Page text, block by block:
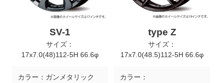
SV-1
サイズ：
17x7.0(48)112-5H 66.6φ
カラー： ガンメタリック
type Z
サイズ：
17x7.0(48.5)112-5H 66.6φ
カラー：